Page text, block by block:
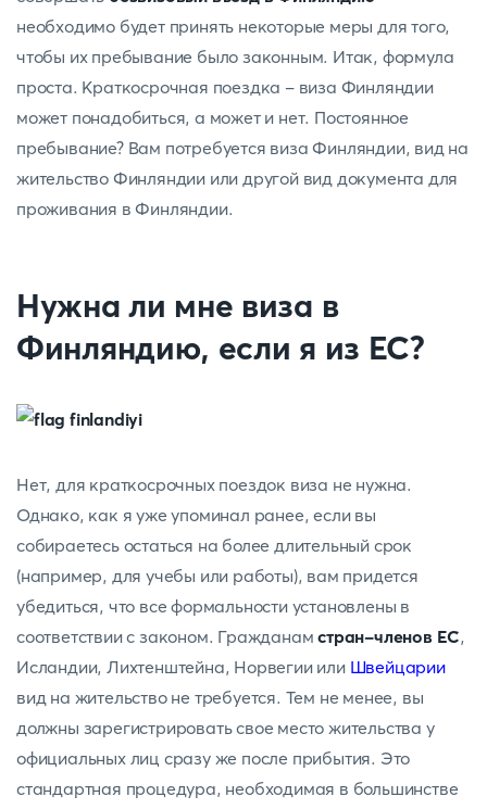
необходимо будет принять некоторые меры для того,
чтобы их пребывание было законным. Итак, формула
проста. Краткосрочная поездка - виза Финляндии
может понадобиться, а может и нет. Постоянное
пребывание? Вам потребуется виза Финляндии, вид на
жительство Финляндии или другой вид документа для
проживания в Финляндии.
Нужна ли мне виза в
Финляндию, если я из ЕС?
Нет, для краткосрочных поездок виза не нужна.
Однако, как я уже упоминал ранее, если вы
собираетесь остаться на более длительный срок
(например, для учебы или работы), вам придется
убедиться, что все формальности установлены в
соответствии с законом. Гражданам стран-членов ЕС,
Исландии, Лихтенштейна, Норвегии или Швейцарии
вид на жительство не требуется. Тем не менее, вы
должны зарегистрировать свое место жительства у
официальных лиц сразу же после прибытия. Это
стандартная процедура, необходимая в большинстве